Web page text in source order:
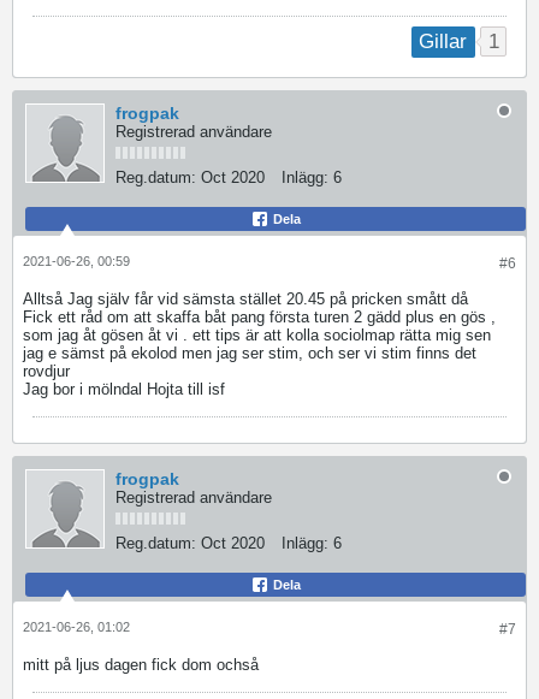
Gillar 1
frogpak
Registrerad användare
Reg.datum: Oct 2020 Inlägg: 6
Dela
#6
2021-06-26, 00:59
Alltså Jag själv får vid sämsta stället 20.45 på pricken smått då
Fick ett råd om att skaffa båt pang första turen 2 gädd plus en gös ,
som jag åt gösen åt vi . ett tips är att kolla sociolmap rätta mig sen
jag e sämst på ekolod men jag ser stim, och ser vi stim finns det
rovdjur
Jag bor i mölndal Hojta till isf
frogpak
Registrerad användare
Reg.datum: Oct 2020 Inlägg: 6
Dela
#7
2021-06-26, 01:02
mitt på ljus dagen fick dom ochså